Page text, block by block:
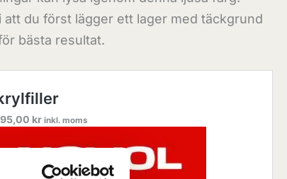
du först lägger ett lager med täckgrund
bästa resultat.